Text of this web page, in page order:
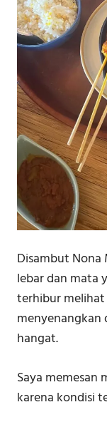
Disambut Nona
lebar dan mata
terhibur melihat
hangat.
Saya
karena kondisi